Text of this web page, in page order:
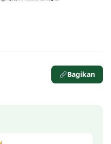
Bagikan